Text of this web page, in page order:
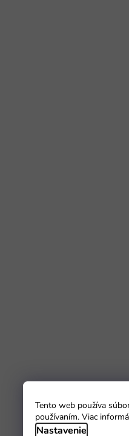
Tento web používa
používaním. Viac
Nastavenie